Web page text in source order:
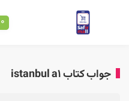
0
جواب کتاب istanbul a1